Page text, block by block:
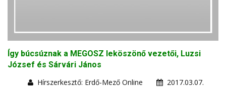
Így búcsúznak a MEGOSZ leköszönő vezetői, Luzsi
József és Sárvári János
Hírszerkesztő: Erdő-Mező Online
2017.03.07.